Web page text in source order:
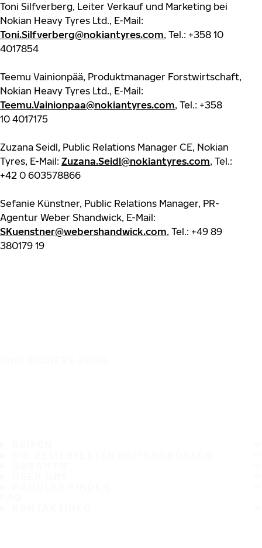
Toni Silfverberg, Leiter Verkauf und Marketing bei
Nokian Heavy Tyres Ltd., E-Mail:
Toni.Silfverberg@nokiantyres.com, Tel.: +358 10
4017854
Teemu Vainionpää, Produktmanager Forstwirtschaft,
Nokian Heavy Tyres Ltd., E-Mail:
Teemu.Vainionpaa@nokiantyres.com, Tel.: +358
10 4017175
Zuzana Seidl, Public Relations Manager CE, Nokian
Tyres, E-Mail: Zuzana.Seidl@nokiantyres.com, Tel.:
+42 0 603578866
Sefanie Künstner, Public Relations Manager, PR-
Agentur Weber Shandwick, E-Mail:
SKuenstner@webershandwick.com, Tel.: +49 89
380179 19